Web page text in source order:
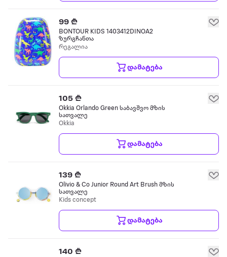
99 ₾
BONTOUR KIDS 1403412DINOA2
ზურგჩანთა
რეგალია
დამატება
105 ₾
Okkia Orlando Green საბავშვო მზის
სათვალე
Okkia
დამატება
139 ₾
Olivio & Co Junior Round Art Brush მზის
სათვალე
Kids concept
დამატება
140 ₾